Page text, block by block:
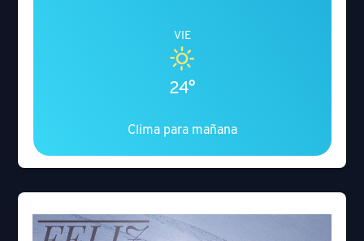
VIE
24°
Clima para mañana